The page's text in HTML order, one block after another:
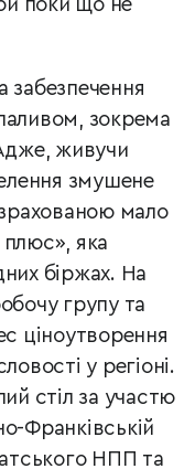
поки що не
забезпечення
зокрема
живучи
змушене
мало
яка
біржах. На
групу та
ціноутворення
у регіоні.
стіл за участю
Франківській
НПП та